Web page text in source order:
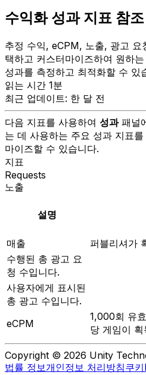
수익화 성과 지표 참조
추정 수익, eCPM, 노출, 광고 요
택하고 커스터마이즈하여 원하
성과를 측정하고 최적화할 수 있
읽는 시간 1분
최근 업데이트: 한 달 전
다음 지표를 사용하여 성과패널
는 데 사용하는 주요 성과 지표
마이즈할 수 있습니다.
지표
Requests
노출
설명
매출
퍼블리셔가
수행된 총 광고 요
청 수입니다.
사용자에게 표시된
총 광고 수입니다.
eCPM
1,000회 유
당 게임이
Copyright © 2026 Unity
법률 정보개인정보 처리방침쿠키